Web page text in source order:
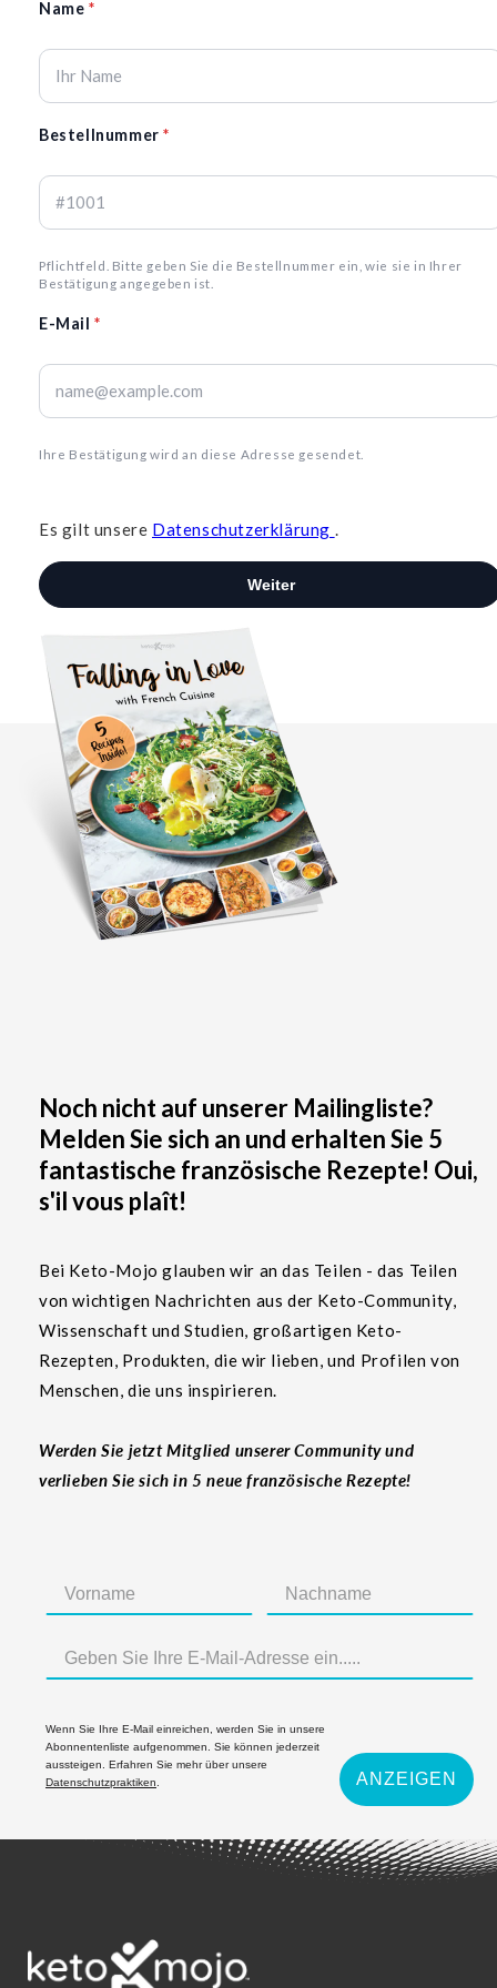
Noch nicht auf unserer Mailingliste?
Melden Sie sich an und erhalten Sie 5
fantastische französische Rezepte! Oui,
s'il vous plaît!
Bei Keto-Mojo glauben wir an das Teilen - das Teilen
von wichtigen Nachrichten aus der Keto-Community,
Wissenschaft und Studien, großartigen Keto-
Rezepten, Produkten, die wir lieben, und Profilen von
Menschen, die uns inspirieren.
Werden Sie jetzt Mitglied unserer Community und
verlieben Sie sich in 5 neue französische Rezepte!
Wenn Sie Ihre E-Mail einreichen, werden Sie in unsere
Abonnentenliste aufgenommen. Sie können jederzeit
aussteigen. Erfahren Sie mehr über unsere
Datenschutzpraktiken
ANZEIGEN